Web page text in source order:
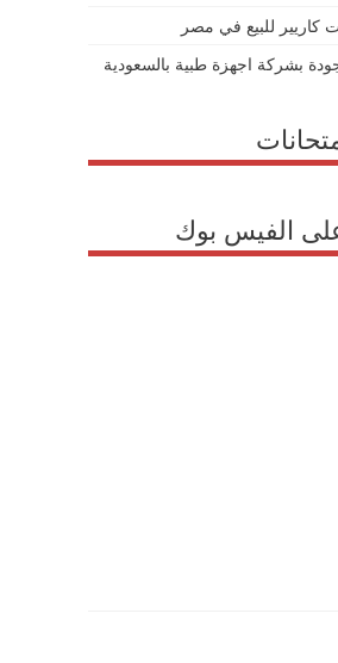
كاريير للبيع في مصر
بشركة اجهزة طبية بالسعودية
الفيس بوك